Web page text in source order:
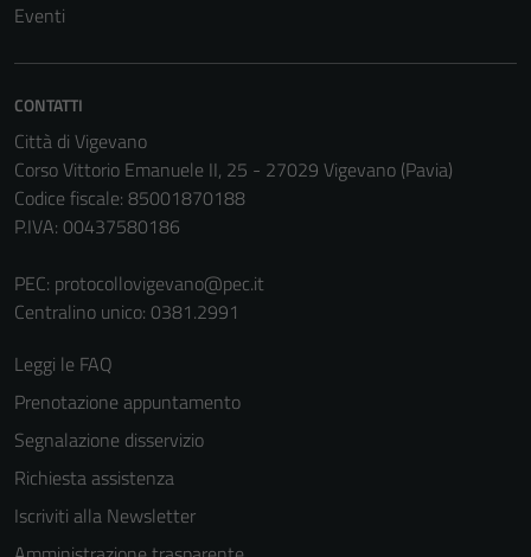
Eventi
CONTATTI
Città di Vigevano
Corso Vittorio Emanuele II, 25 - 27029 Vigevano (Pavia)
Codice fiscale: 85001870188
P.IVA: 00437580186
PEC: protocollovigevano@pec.it
Centralino unico: 0381.2991
Leggi le FAQ
Prenotazione appuntamento
Segnalazione disservizio
Richiesta assistenza
Iscriviti alla Newsletter
non raccolgono